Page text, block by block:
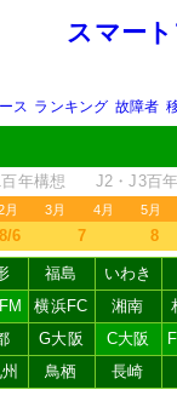
スマー
ス ランキング 故障者
年構想 J2・J3百
月 3月 4月 5月
8/6 7 8
福島
いわき
横浜FC 湘南
G大阪 C大阪
鳥栖 長崎